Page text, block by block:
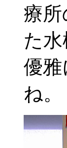
療
た水
優
ね。